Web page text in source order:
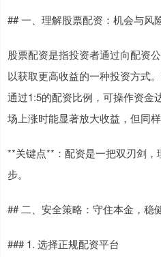
## 一、理解股票配资：机会与风
股票配资是指投资者通过向配资
以获取更高收益的一种投资方式
通过1:5的配资比例，可操作资金
场上涨时能显著放大收益，但同
**关键点**：配资是一把双刃剑
步。
## 二、安全策略：守住本金，稳
### 1. 选择正规配资平台